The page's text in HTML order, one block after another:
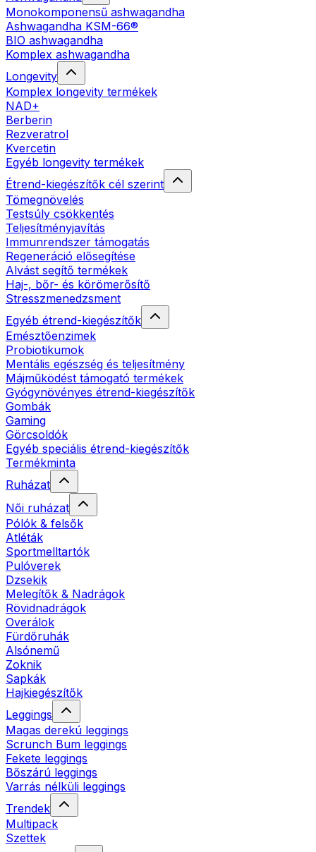
Monokomponensű ashwagandha
Ashwagandha KSM-66®
BIO ashwagandha
Komplex ashwagandha
Longevity
Komplex longevity termékek
NAD+
Berberin
Rezveratrol
Kvercetin
Egyéb longevity termékek
Étrend-kiegészítők cél szerint
Tömegnövelés
Testsúly csökkentés
Teljesítményjavítás
Immunrendszer támogatás
Regeneráció elősegítése
Alvást segítő termékek
Haj-, bőr- és körömerősítő
Stresszmenedzsment
Egyéb étrend-kiegészítők
Emésztőenzimek
Probiotikumok
Mentális egészség és teljesítmény
Májműködést támogató termékek
Gyógynövényes étrend-kiegészítők
Gombák
Gaming
Görcsoldók
Egyéb speciális étrend-kiegészítők
Termékminta
Ruházat
Női ruházat
Pólók & felsők
Atléták
Sportmelltartók
Pulóverek
Dzsekik
Melegítők & Nadrágok
Rövidnadrágok
Overálok
Fürdőruhák
Alsónemű
Zoknik
Sapkák
Hajkiegészítők
Leggings
Magas derekú leggings
Scrunch Bum leggings
Fekete leggings
Bőszárú leggings
Varrás nélküli leggings
Trendek
Multipack
Szettek